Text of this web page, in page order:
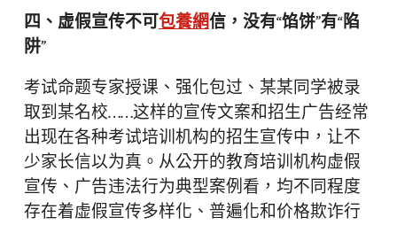
四、虚假宣传不可包養網信，没有“馅饼”有“陷
阱”
考试命题专家授课、强化包过、某某同学被录
取到某名校……这样的宣传文案和招生广告经常
出现在各种考试培训机构的招生宣传中，让不
少家长信以为真。从公开的教育培训机构虚假
宣传、广告违法行为典型案例看，均不同程度
存在着虚假宣传多样化、普遍化和价格欺诈行